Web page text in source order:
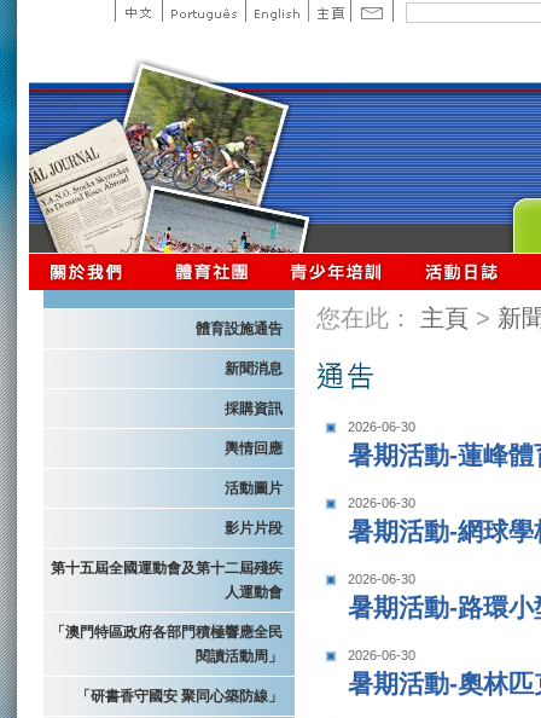
體育設施通告
新聞消息
採購資訊
輿情回應
活動圖片
影片片段
第十五屆全國運動會及第十二屆殘疾
人運動會
「澳門特區政府各部門積極響應全民
閱讀活動周」
「研書香守國安 聚同心築防線」
您在此： 主頁 > 新
2026-06-30
暑期活動-蓮峰體
2026-06-30
暑期活動-網球學
2026-06-30
暑期活動-路環小
2026-06-30
暑期活動-奧林